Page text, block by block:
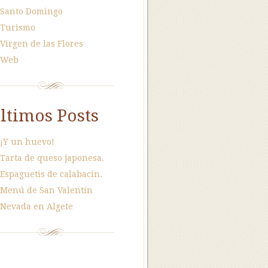
Santo Domingo
Turismo
Virgen de las Flores
Web
Posts
¡Y un huevo!
Tarta de queso japonesa.
Espaguetis de calabacín.
Menú de San Valentín
Nevada en Algete